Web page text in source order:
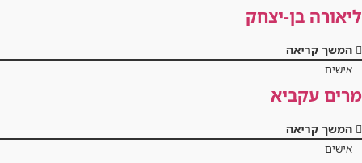
ליאורה בן-יצחק
המשך קריאה
אישים
מרים עקביא
המשך קריאה
אישים